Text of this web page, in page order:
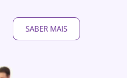
SABER MAIS